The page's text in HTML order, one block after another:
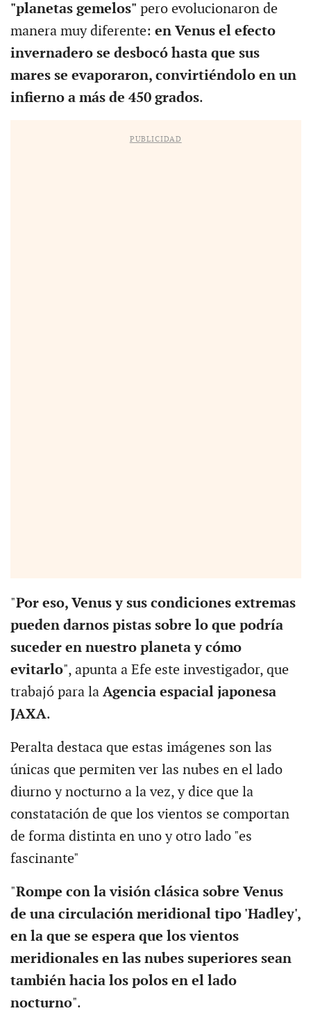
"planetas gemelos" pero evolucionaron de
manera muy diferente: en Venus el efecto
invernadero se desbocó hasta que sus
mares se evaporaron, convirtiéndolo en un
infierno a más de 450 grados.
PUBLICIDAD
"Por eso, Venus y sus condiciones extremas
pueden darnos pistas sobre lo que podría
suceder en nuestro planeta y cómo
evitarlo", apunta a Efe este investigador, que
trabajó para laAgencia espacial japonesa
JAXA.
Peralta destaca que estas imágenes son las
únicas que permiten ver las nubes en el lado
diurno y nocturno a la vez, y dice que la
constatación de que los vientos se comportan
de forma distinta en uno y otro lado "es
fascinante"
"Rompe con la visión clásica sobre Venus
de una circulación meridional tipo 'Hadley',
en la que se espera que los vientos
meridionales en las nubes superiores sean
también hacia los polos en el lado
nocturno".